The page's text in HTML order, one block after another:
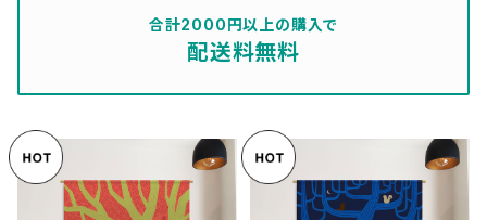
合計2000円以上の購入で
配送料無料